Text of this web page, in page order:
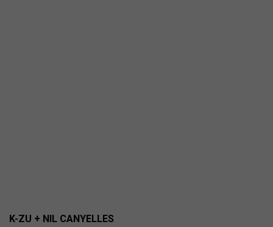
K-ZU + NIL CANYELLES